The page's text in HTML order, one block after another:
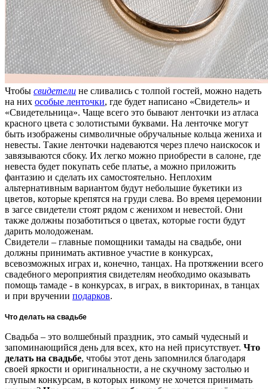
Чтобы свидетели не сливались с толпой гостей, можно надеть
на них особые ленточки, где будет написано «Свидетель» и
«Свидетельница». Чаще всего это бывают ленточки из атласа
красного цвета с золотистыми буквами. На ленточке могут
быть изображены символичные обручальные кольца жениха и
невесты. Такие ленточки надеваются через плечо наискосок и
завязываются сбоку. Их легко можно приобрести в салоне, где
невеста будет покупать себе платье, а можно приложить
фантазию и сделать их самостоятельно. Неплохим
альтернативным вариантом будут небольшие букетики из
цветов, которые крепятся на груди слева. Во время церемонии
в загсе свидетели стоят рядом с женихом и невестой. Они
также должны позаботиться о цветах, которые гости будут
дарить молодоженам.
Свидетели – главные помощники тамады на свадьбе, они
должны принимать активное участие в конкурсах,
всевозможных играх и, конечно, танцах. На протяжении всего
свадебного мероприятия свидетелям необходимо оказывать
помощь тамаде - в конкурсах, в играх, в викторинах, в танцах
и при вручении подарков.
Что делать на свадьбе
Свадьба – это волшебный праздник, это самый чудесный и
запоминающийся день для всех, кто на ней присутствует. Что
делать на свадьбе, чтобы этот день запомнился благодаря
своей яркости и оригинальности, а не скучному застолью и
глупым конкурсам, в которых никому не хочется принимать